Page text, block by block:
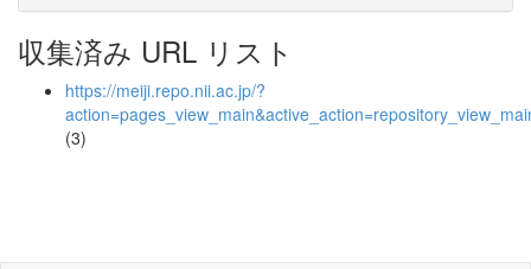
収集済み URL リスト
https://meiji.repo.nii.ac.jp/?
(3)